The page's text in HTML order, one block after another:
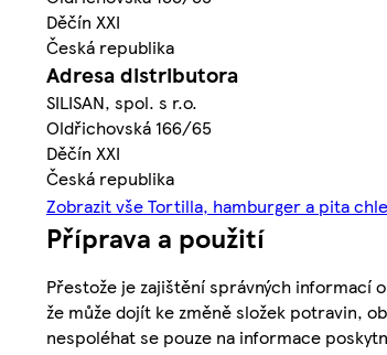
Děčín XXI
Česká republika
Adresa distributora
SILISAN, spol. s r.o.
Oldřichovská 166/65
Děčín XXI
Česká republika
Zobrazit vše Tortilla, hamburger a pita
Příprava a použití
Přestože je zajištění správných informací
že může dojít ke změně složek potravin,
nespoléhat se pouze na informace